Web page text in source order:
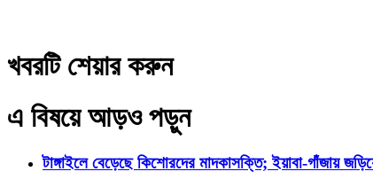
খবরটি শেয়ার করুন
এ বিষয়ে আড়ও পড়ুন
টাঙ্গাইলে বেড়েছে কিশোরদের মাদকাসক্তি; ইয়াবা-গাঁজায়